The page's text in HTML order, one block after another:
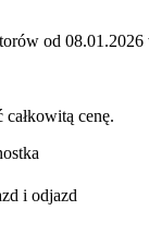
od 08.01.2026
cenę.
i odjazd